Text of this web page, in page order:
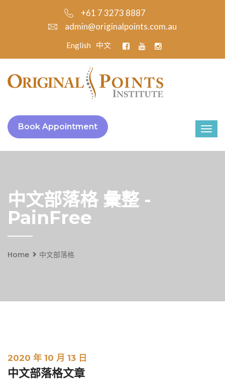
+61 7 3273 8887
admin@originalpoints.com.au
English 中文
Book Appointment
中文部落格 彙整 -
PainFree
Home 中文部落格
2020 年 10 月 13 日
中文部落格文章